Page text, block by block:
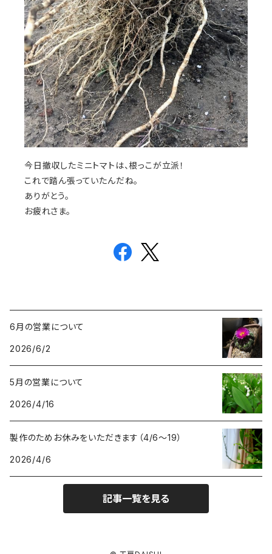
今日撤収したミニトマトは、根っこが立派！
これで踏ん張っていたんだね。
ありがとう。
お疲れさま。
6月の営業について
2026/6/2
5月の営業について
2026/4/16
製作のためお休みをいただきます（4/6〜19）
2026/4/6
記事一覧を見る